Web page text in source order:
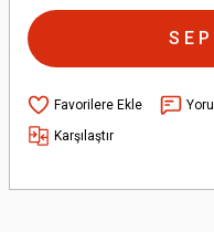
Karşılaştır